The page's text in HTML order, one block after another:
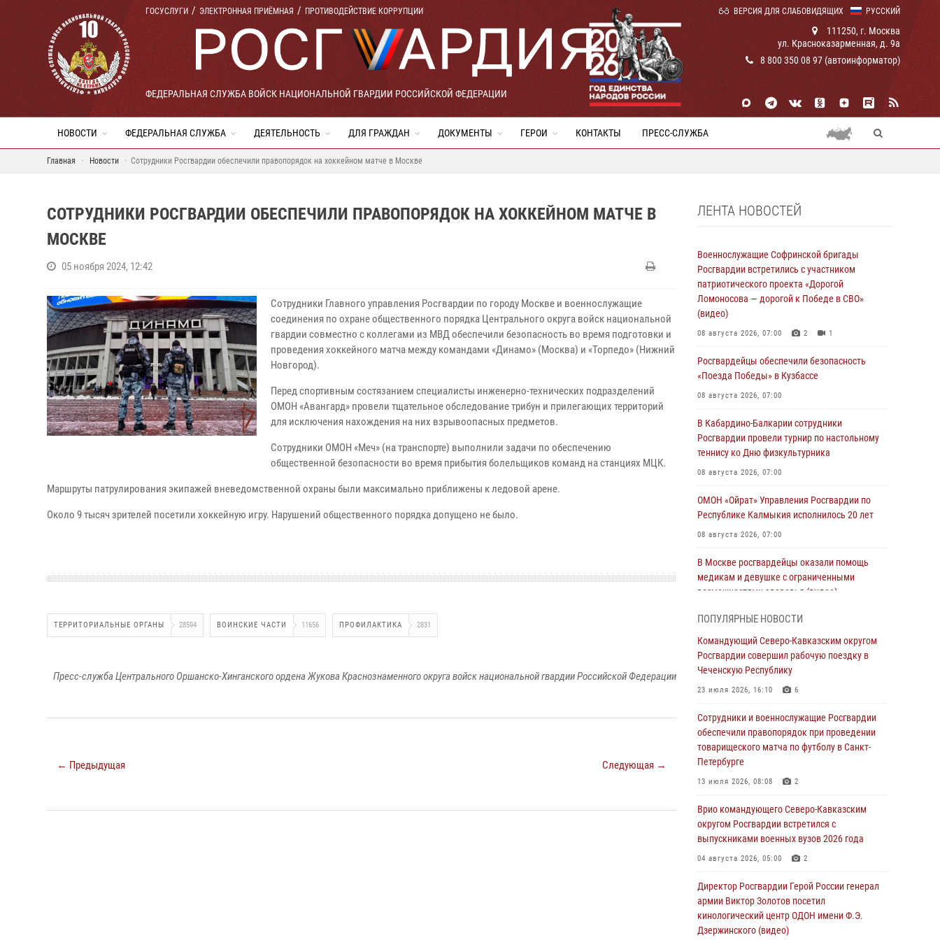
РУССКИЙ
ГОСУСЛУГИ ЭЛЕКТРОННАЯ ПРИЁМНАЯ ПРОТИВОДЕЙСТВИЕ КОРРУПЦИИ ВЕРСИЯ ДЛЯ СЛАБОВИДЯЩИХ
ФЕДЕРАЛЬНАЯ СЛУЖБА ВОЙСК НАЦИОНАЛЬНОЙ ГВАРДИИ РОССИЙСКОЙ ФЕДЕРАЦИИ
111250, г. Москва
ул. Красноказарменная, д. 9а
8 800 350 08 97 (автоинформатор)
НОВОСТИ ФЕДЕРАЛЬНАЯ СЛУЖБА ДЕЯТЕЛЬНОСТЬ ДЛЯ ГРАЖДАН ДОКУМЕНТЫ ГЕРОИ КОНТАКТЫ ПРЕСС-СЛУЖБА
Главная Новости Сотрудники Росгвардии обеспечили правопорядок на хоккейном матче в Москве
СОТРУДНИКИ РОСГВАРДИИ ОБЕСПЕЧИЛИ ПРАВОПОРЯДОК НА ХОККЕЙНОМ МАТЧЕ В
МОСКВЕ
05 ноября 2024, 12:42
Сотрудники Главного управления Росгвардии по городу Москве и военнослужащие
соединения по охране общественного порядка Центрального округа войск национальной
гвардии совместно с коллегами из МВД обеспечили безопасность во время подготовки и
проведения хоккейного матча между командами «Динамо» (Москва) и «Торпедо» (Нижний
Новгород).
Перед спортивным состязанием специалисты инженерно-технических подразделений
ОМОН «Авангард» провели тщательное обследование трибун и прилегающих территорий
для исключения нахождения на них взрывоопасных предметов.
Сотрудники ОМОН «Меч» (на транспорте) выполнили задачи по обеспечению
общественной безопасности во время прибытия болельщиков команд на станциях МЦК.
Маршруты патрулирования экипажей вневедомственной охраны были максимально приближены к ледовой арене.
Около 9 тысяч зрителей посетили хоккейную игру. Нарушений общественного порядка допущено не было.
ТЕРРИТОРИАЛЬНЫЕ ОРГАНЫ 28594 ВОИНСКИЕ ЧАСТИ 11656 ПРОФИЛАКТИКА 2831
Пресс-служба Центрального Оршанско-Хинганского ордена Жукова Краснознаменного округа войск национальной гвардии Российской Федерации
← Предыдущая Следующая →
ЛЕНТА НОВОСТЕЙ
Военнослужащие Софринской бригады
Росгвардии встретились с участником
патриотического проекта «Дорогой
Ломоносова — дорогой к Победе в СВО»
(видео)
08 августа 2026, 07:00 2 1
Росгвардейцы обеспечили безопасность
«Поезда Победы» в Кузбассе
08 августа 2026, 07:00
В Кабардино-Балкарии сотрудники
Росгвардии провели турнир по настольному
теннису ко Дню физкультурника
08 августа 2026, 07:00
ОМОН «Ойрат» Управления Росгвардии по
Республике Калмыкия исполнилось 20 лет
08 августа 2026, 07:00
В Москве росгвардейцы оказали помощь
медикам и девушке с ограниченными
возможностями здоровья (видео)
Спецназ Росгвардии в Марий Эл почтил
память товарища на тактическом турнире
(видео)
08 августа 2026, 06:15
День физкультурника в Уральском округе
Росгвардии отметили турнирами, мастер-
классами и легкоатлетическими забегами
08 августа 2026, 06:03
росгвардейцы получают из дома
региональные газеты и поддержку земляков
08 августа 2026, 05:00
приступили к новому курсу подготовки на
Урале
08 августа 2026, 05:00 3
ПОПУЛЯРНЫЕ НОВОСТИ
Командующий Северо-Кавказским округом
Росгвардии совершил рабочую поездку в
Чеченскую Республику
23 июля 2026, 16:10 6
Сотрудники и военнослужащие Росгвардии
обеспечили правопорядок при проведении
товарищеского матча по футболу в Санкт-
Петербурге
13 июля 2026, 08:08 2
Врио командующего Северо-Кавказским
округом Росгвардии встретился с
выпускниками военных вузов 2026 года
04 августа 2026, 05:00 2
Директор Росгвардии Герой России генерал
армии Виктор Золотов посетил
кинологический центр ОДОН имени Ф.Э.
Дзержинского (видео)